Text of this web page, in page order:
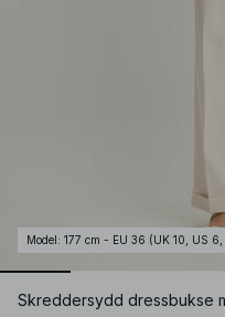
Model : 177 cm - EU 36 (UK 10, US
Skreddersydd dressbukse